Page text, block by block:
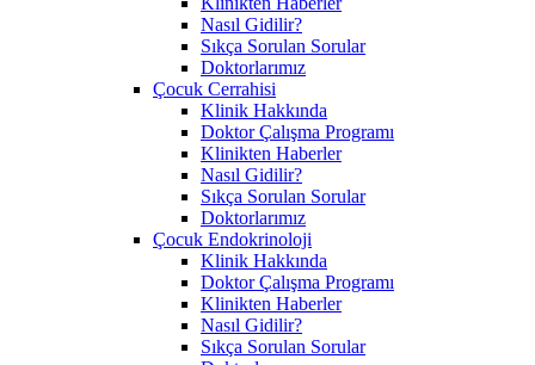
Nasıl Gidilir?
Sıkça Sorulan Sorular
Doktorlarımız
Çocuk Cerrahisi
Klinik Hakkında
Doktor Çalışma Programı
Klinikten Haberler
Nasıl Gidilir?
Sıkça Sorulan Sorular
Doktorlarımız
Çocuk Endokrinoloji
Klinik Hakkında
Doktor Çalışma Programı
Klinikten Haberler
Nasıl Gidilir?
Sıkça Sorulan Sorular